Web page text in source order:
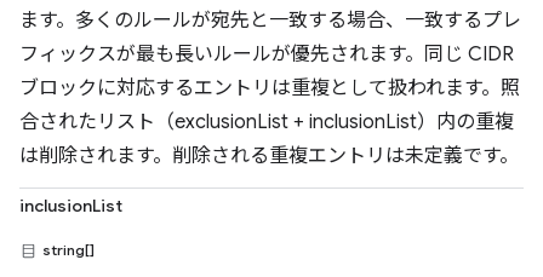
ます。多くのルールが宛先と一致する場合、一致するプレ
フィックスが最も長いルールが優先されます。同じ CIDR
ブロックに対応するエントリは重複として扱われます。照
合されたリスト（exclusionList + inclusionList）内の重複
は削除されます。削除される重複エントリは未定義です。
inclusionList
string[]